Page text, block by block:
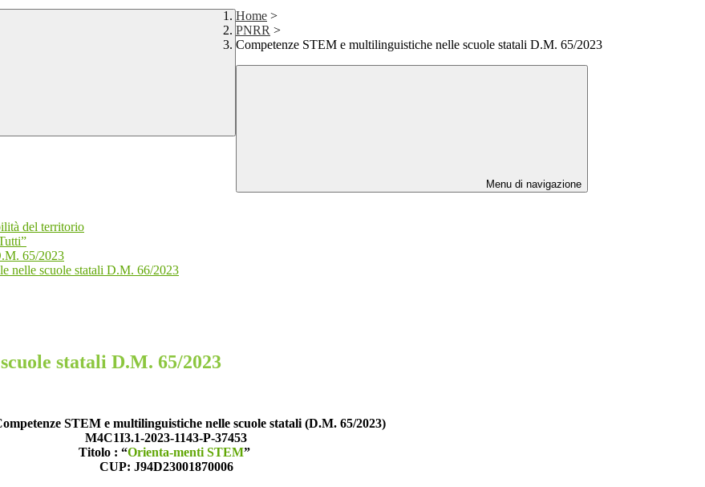
Home >
PNRR >
Competenze STEM e multilinguistiche nelle scuole statali D.M. 65/2023
Menu di navigazione
del territorio
65/2023
nelle scuole statali D.M. 66/2023
statali D.M. 65/2023
STEM e multilinguistiche nelle scuole statali (D.M. 65/2023)
M4C1I3.1-2023-1143-P-37453
Titolo : “Orienta-menti STEM”
CUP: J94D23001870006